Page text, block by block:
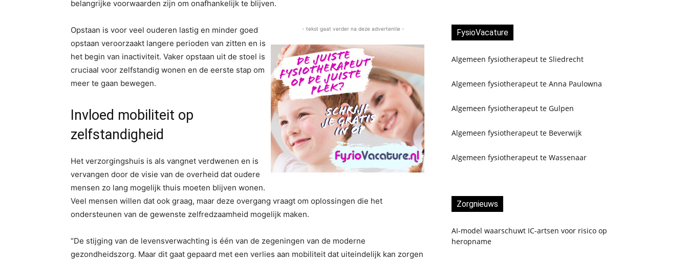
belangrijke voorwaarden zijn om onafhankelijk te blijven.
- tekst gaat verder na deze advertentie -
Opstaan is voor veel ouderen lastig en minder goed
opstaan veroorzaakt langere perioden van zitten en is
het begin van inactiviteit. Vaker opstaan uit de stoel is
cruciaal voor zelfstandig wonen en de eerste stap om
meer te gaan bewegen.
Invloed mobiliteit op
zelfstandigheid
Het verzorgingshuis is als vangnet verdwenen en is
vervangen door de visie van de overheid dat oudere
mensen zo lang mogelijk thuis moeten blijven wonen.
Veel mensen willen dat ook graag, maar deze overgang vraagt om oplossingen die het
ondersteunen van de gewenste zelfredzaamheid mogelijk maken.
“De stijging van de levensverwachting is één van de zegeningen van de moderne
gezondheidszorg. Maar dit gaat gepaard met een verlies aan mobiliteit dat uiteindelijk kan zorgen
FysioVacature
Algemeen fysiotherapeut te Sliedrecht
Algemeen fysiotherapeut te Anna Paulowna
Algemeen fysiotherapeut te Gulpen
Algemeen fysiotherapeut te Beverwijk
Algemeen fysiotherapeut te Wassenaar
Zorgnieuws
AI-model waarschuwt IC-artsen voor risico op
heropname